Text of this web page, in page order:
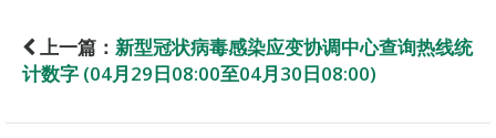
上一篇： 新型冠状病毒感染应变协调中心查询热线统
计数字 (04月29日08:00至04月30日08:00)